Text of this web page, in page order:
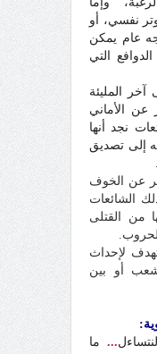
نفسي، أو
عام يمكن
التي
آخر المليئة
عن الأماني
نجد أنها
إلى تصديق
عن الخوف
الشائعات
من القتلى
لإحداث
أو بين
... ما